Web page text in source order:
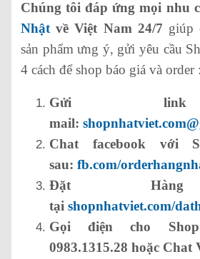
Chúng tôi đáp ứng mọi nhu
Nhật về Việt Nam 24/7 giúp
sản phẩm ưng ý, gửi yêu cầu
4 cách để shop báo giá và order :
Gửi
mail:
Chat facebook với
sau: fb.com/
Đặt Hàng
tại shopnhatviet.com/
Gọi điện cho
0983.1315.28 hoặc Chat